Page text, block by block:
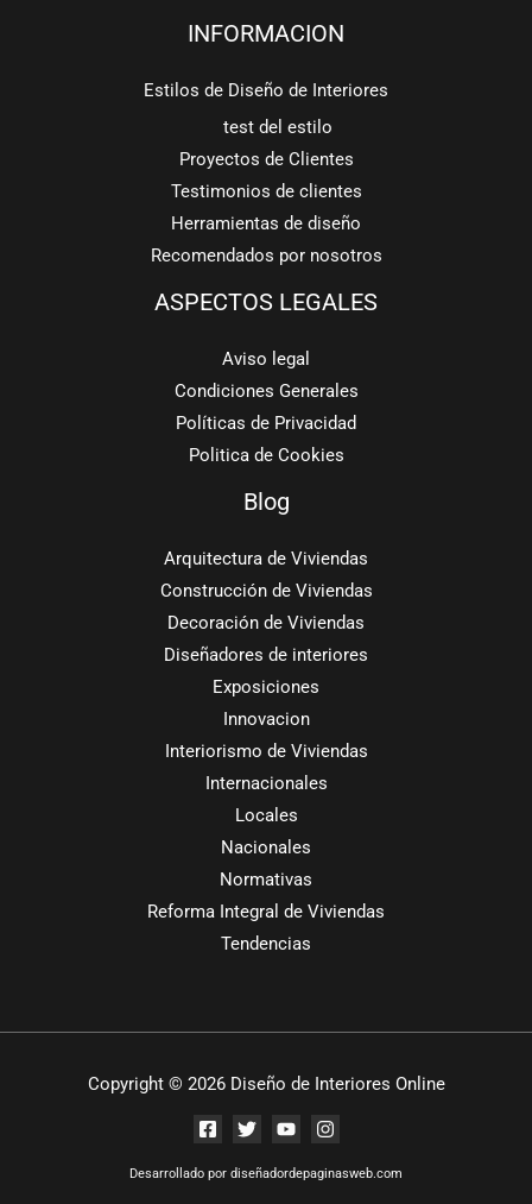
INFORMACION
Estilos de Diseño de Interiores
test del estilo
Proyectos de Clientes
Testimonios de clientes
Herramientas de diseño
Recomendados por nosotros
ASPECTOS LEGALES
Aviso legal
Condiciones Generales
Políticas de Privacidad
Politica de Cookies
Blog
Arquitectura de Viviendas
Construcción de Viviendas
Decoración de Viviendas
Diseñadores de interiores
Exposiciones
Innovacion
Interiorismo de Viviendas
Internacionales
Locales
Nacionales
Normativas
Reforma Integral de Viviendas
Tendencias
Copyright © 2026 Diseño de Interiores Online
Desarrollado por diseñadordepaginasweb.com